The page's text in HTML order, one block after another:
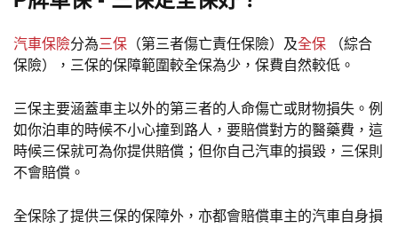
汽車保險分為三保 （第三者傷亡責任保險）及全保 （綜合
保險），三保的保障範圍較全保為少，保費自然較低。
三保主要涵蓋車主以外的第三者的人命傷亡或財物損失。例
如你泊車的時候不小心撞到路人，要賠償對方的醫藥費，這
時候三保就可為你提供賠償；但你自己汽車的損毀，三保則
不會賠償。
全保除了提供三保的保障外，亦都會賠償車主的汽車自身損